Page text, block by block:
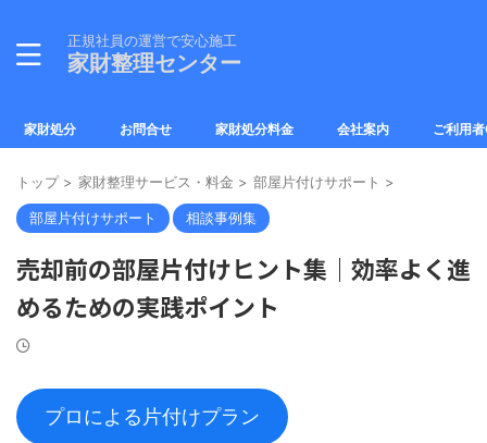
正規社員の運営で安心施工
家財整理センター
家財処分 お問合せ 家財処分料金 会社案内 ご利用
トップ > 家財整理サービス・料金 > 部屋片付けサポート >
部屋片付けサポート 相談事例集
売却前の部屋片付けヒント集｜効率よく進
めるための実践ポイント
プロによる片付けプラン